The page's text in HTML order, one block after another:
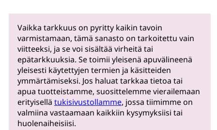
Vaikka tarkkuus on pyritty kaikin tavoin
varmistamaan, tämä sanasto on tarkoitettu vain
viitteeksi, ja se voi sisältää virheitä tai
epätarkkuuksia. Se toimii yleisenä apuvälineenä
yleisesti käytettyjen termien ja käsitteiden
ymmärtämiseksi. Jos haluat tarkkaa tietoa tai
apua tuotteistamme, suosittelemme vierailemaan
erityisellä tukisivustollamme, jossa tiimimme on
valmiina vastaamaan kaikkiin kysymyksiisi tai
huolenaiheisiisi.